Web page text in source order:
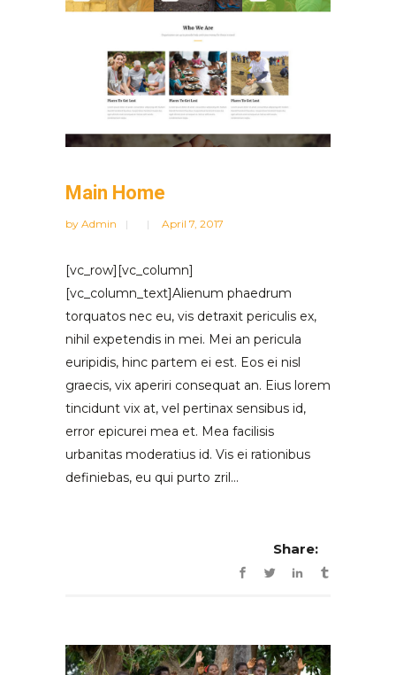
Main Home
by Admin April 7, 2017
[vc_row][vc_column]
[vc_column_text]Alienum phaedrum
torquatos nec eu, vis detraxit periculis ex,
nihil expetendis in mei. Mei an pericula
euripidis, hinc partem ei est. Eos ei nisl
graecis, vix aperiri consequat an. Eius lorem
tincidunt vix at, vel pertinax sensibus id,
error epicurei mea et. Mea facilisis
urbanitas moderatius id. Vis ei rationibus
definiebas, eu qui purto zril...
Share: